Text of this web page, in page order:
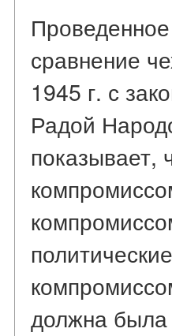
сравнение
1945 г. с
Радой
показывает,
должна была